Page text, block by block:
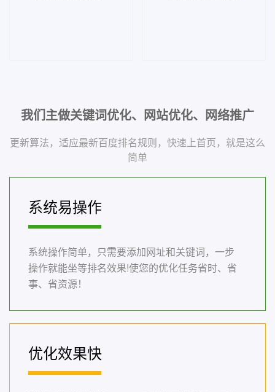
我们主做关键词优化、网站优化、网络推广
更新算法，适应最新百度排名规则，快速上首页，就是这么
简单
系统易操作
系统操作简单，只需要添加网址和关键词，一步
操作就能坐等排名效果!使您的优化任务省时、省
事、省资源！
优化效果快